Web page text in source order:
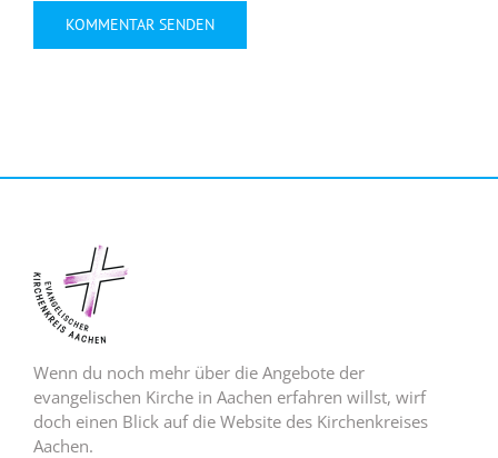
Wenn du noch mehr über die Angebote der
evangelischen Kirche in Aachen erfahren willst, wirf
doch einen Blick auf die Website des Kirchenkreises
Aachen.